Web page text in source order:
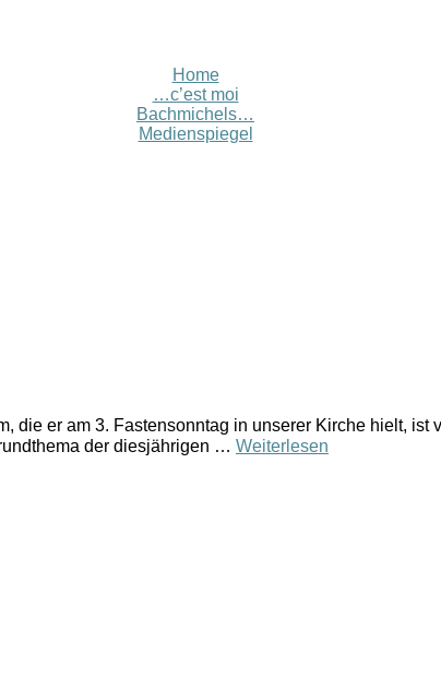
Home
…c’est moi
Bachmichels…
Medienspiegel
die er am 3. Fastensonntag in unserer Kirche hielt, ist
der diesjährigen … Weiterlesen